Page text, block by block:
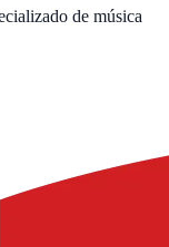
de música